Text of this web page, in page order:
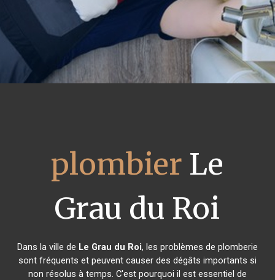
plombier Le
Grau du Roi
Dans la ville de Le Grau du Roi, les problèmes de plomberie
sont fréquents et peuvent causer des dégâts importants si
non résolus à temps. C'est pourquoi il est essentiel de